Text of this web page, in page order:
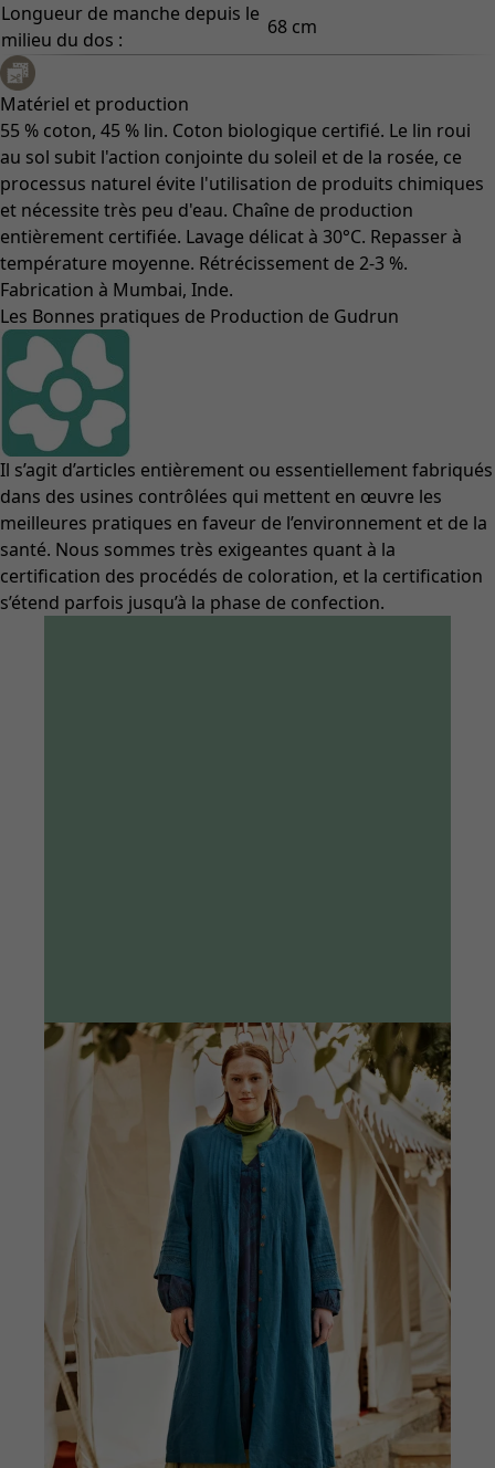
Longueur de manche depuis le
milieu du dos :
68 cm
Matériel et production
55 % coton, 45 % lin. Coton biologique certifié. Le lin roui
au sol subit l'action conjointe du soleil et de la rosée, ce
processus naturel évite l'utilisation de produits chimiques
et nécessite très peu d'eau. Chaîne de production
entièrement certifiée. Lavage délicat à 30°C. Repasser à
température moyenne. Rétrécissement de 2-3 %.
Fabrication à Mumbai, Inde.
Les Bonnes pratiques de Production de Gudrun
Il s’agit d’articles entièrement ou essentiellement fabriqués
dans des usines contrôlées qui mettent en œuvre les
meilleures pratiques en faveur de l’environnement et de la
santé. Nous sommes très exigeantes quant à la
certification des procédés de coloration, et la certification
s’étend parfois jusqu’à la phase de confection.